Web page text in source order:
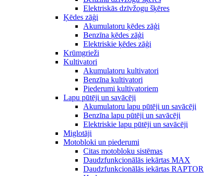
Elektriskās dzīvžogu šķēres
Ķēdes zāģi
Akumulatoru ķēdes zāģi
Benzīna ķēdes zāģi
Elektriskie ķēdes zāģi
Krūmgrieži
Kultivatori
Akumulatoru kultivatori
Benzīna kultivatori
Piederumi kultivatoriem
Lapu pūtēji un savācēji
Akumulatoru lapu pūtēji un savācēji
Benzīna lapu pūtēji un savācēji
Elektriskie lapu pūtēji un savācēji
Miglotāji
Motobloki un piederumi
Citas motobloku sistēmas
Daudzfunkcionālās iekārtas MAX
Daudzfunkcionālās iekārtas RAPTOR